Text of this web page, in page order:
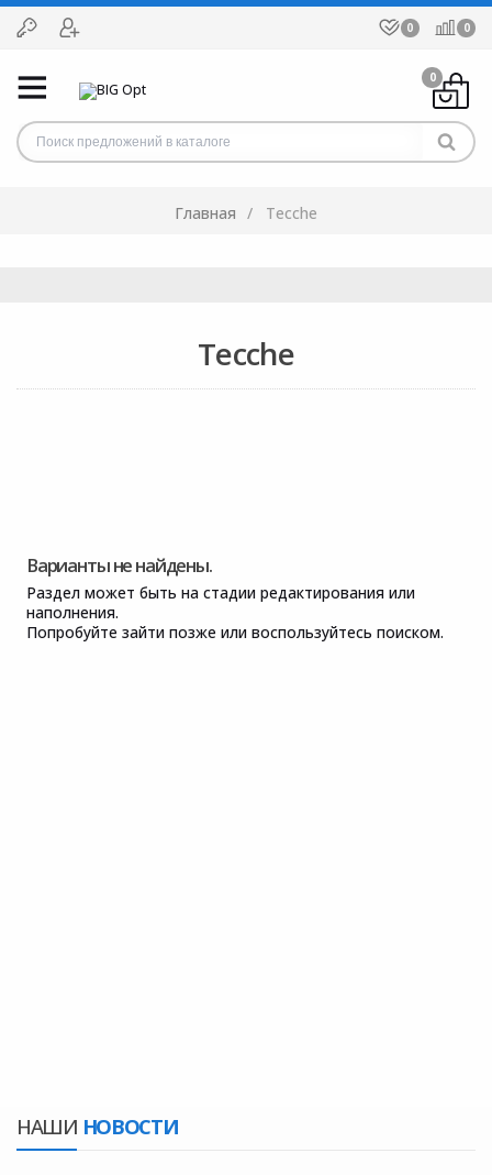
0 0
0
Главная Tecche
НАШИ НОВОСТИ
Tecche
Варианты не найдены.
Раздел может быть на стадии редактирования или
наполнения.
Попробуйте зайти позже или воспользуйтесь поиском.